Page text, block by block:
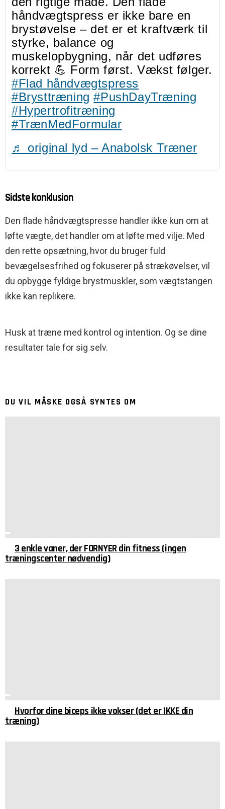
håndvægtspress er ikke bare en
brystøvelse – det er et kraftværk til
styrke, balance og
muskelopbygning, når det udføres
korrekt 💪 Form først. Vækst følger.
#Flad håndvægtspress
#Brysttræning #PushDayTræning
#Hypertrofitræning
#TrænMedFormular
♬ original lyd – Anabolsk Træner
Sidste konklusion
Den flade håndvægtspresse handler ikke kun om at
løfte vægte, det handler om at løfte med vilje. Med
den rette opsætning, hvor du bruger fuld
bevægelsesfrihed og fokuserer på strækøvelser, vil
du opbygge fyldige brystmuskler, som vægtstangen
ikke kan replikere.
Husk at træne med kontrol og intention. Og se dine
resultater tale for sig selv.
DU VIL MÅSKE OGSÅ SYNTES OM
3 enkle vaner, der FORNYER din fitness (ingen
træningscenter nødvendig)
Hvorfor dine biceps ikke vokser (det er IKKE din
træning)